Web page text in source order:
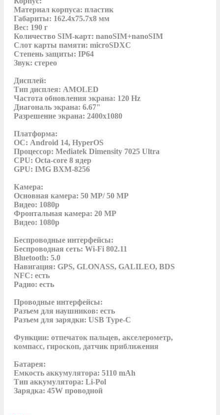
Материал корпуса: пластик
Габариты: 162.4x75.7x8 мм
Вес: 190 г
Количество SIM-карт: nanoSIM+nanoSIM
Слот карты памяти: microSDXC
Степень защиты: IP64
Звук: стерео
Дисплей:
Тип дисплея: AMOLED
Частота обновления экрана: 120 Hz
Диагональ экрана: 6.67"
Разрешение экрана: 2400х1080
Платформа:
ОС: Android 14, HyperOS
Процессор: Mediatek Dimensity 7025 Ultra
CPU: Octa-core 8 ядер
GPU: IMG BXM-8256
Камера:
Основная камера: 50 MP/ 50 MP
Видео: 1080p
Фронтальная камера: 20 MP
Видео: 1080p
Беспроводные интерфейсы:
Беспроводная сеть: Wi-Fi 802.11
Bluetooth: 5.0
Навигация: GPS, GLONASS, GALILEO, BDS
NFC: есть
Радио: есть
Проводные интерфейсы:
Разъем для наушников: есть
Разъем для зарядки: USB Type-C
Функции: отпечаток пальцев, акселерометр,
компасс, гироскоп, датчик приближения
Батарея:
Емкость аккумулятора: 5110 mAh
Тип аккумулятора: Li-Pol
Зарядка: 45W проводной